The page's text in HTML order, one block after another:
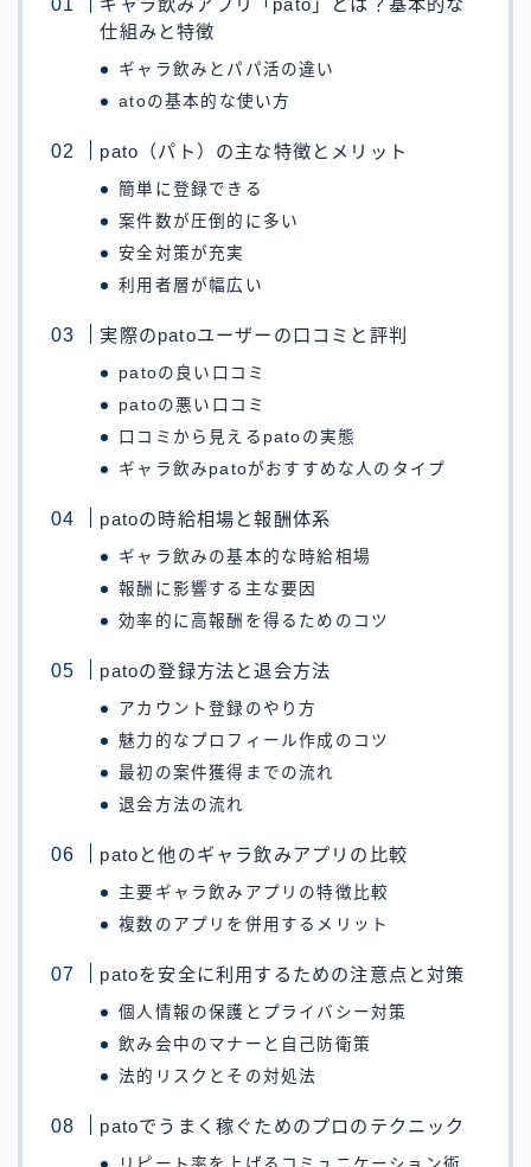
ギャラ飲みアプリ「pato」とは？基本的な
仕組みと特徴
ギャラ飲みとパパ活の違い
atoの基本的な使い方
pato（パト）の主な特徴とメリット
簡単に登録できる
案件数が圧倒的に多い
安全対策が充実
利用者層が幅広い
実際のpatoユーザーの口コミと評判
patoの良い口コミ
patoの悪い口コミ
口コミから見えるpatoの実態
ギャラ飲みpatoがおすすめな人のタイプ
patoの時給相場と報酬体系
ギャラ飲みの基本的な時給相場
報酬に影響する主な要因
効率的に高報酬を得るためのコツ
patoの登録方法と退会方法
アカウント登録のやり方
魅力的なプロフィール作成のコツ
最初の案件獲得までの流れ
退会方法の流れ
patoと他のギャラ飲みアプリの比較
主要ギャラ飲みアプリの特徴比較
複数のアプリを併用するメリット
patoを安全に利用するための注意点と対策
個人情報の保護とプライバシー対策
飲み会中のマナーと自己防衛策
法的リスクとその対処法
patoでうまく稼ぐためのプロのテクニック